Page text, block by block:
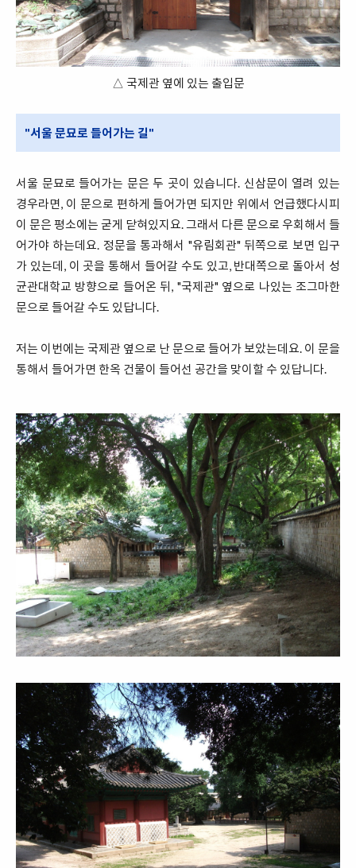
△ 국제관 옆에 있는 출입문
"서울 문묘로 들어가는 길"
서울 문묘로 들어가는 문은 두 곳이 있습니다. 신삼문이 열려 있는
경우라면, 이 문으로 편하게 들어가면 되지만 위에서 언급했다시피
이 문은 평소에는 굳게 닫혀있지요. 그래서 다른 문으로 우회해서 들
어가야 하는데요. 정문을 통과해서 "유림회관" 뒤쪽으로 보면 입구
가 있는데, 이 곳을 통해서 들어갈 수도 있고, 반대쪽으로 돌아서 성
균관대학교 방향으로 들어온 뒤, "국제관" 옆으로 나있는 조그마한
문으로 들어갈 수도 있답니다.
저는 이번에는 국제관 옆으로 난 문으로 들어가 보았는데요. 이 문을
통해서 들어가면 한옥 건물이 들어선 공간을 맞이할 수 있답니다.